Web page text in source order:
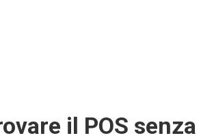
il POS senza